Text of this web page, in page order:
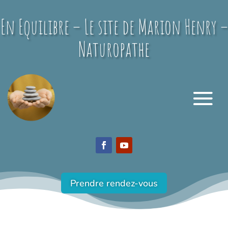
En Equilibre – Le site de Marion Henry –
Naturopathe
Prendre rendez-vous